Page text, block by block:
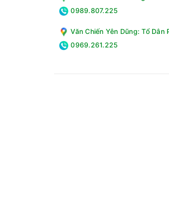
0989.807.225
Văn Chiến Yên Dũng: Tổ Dân
0969.261.225